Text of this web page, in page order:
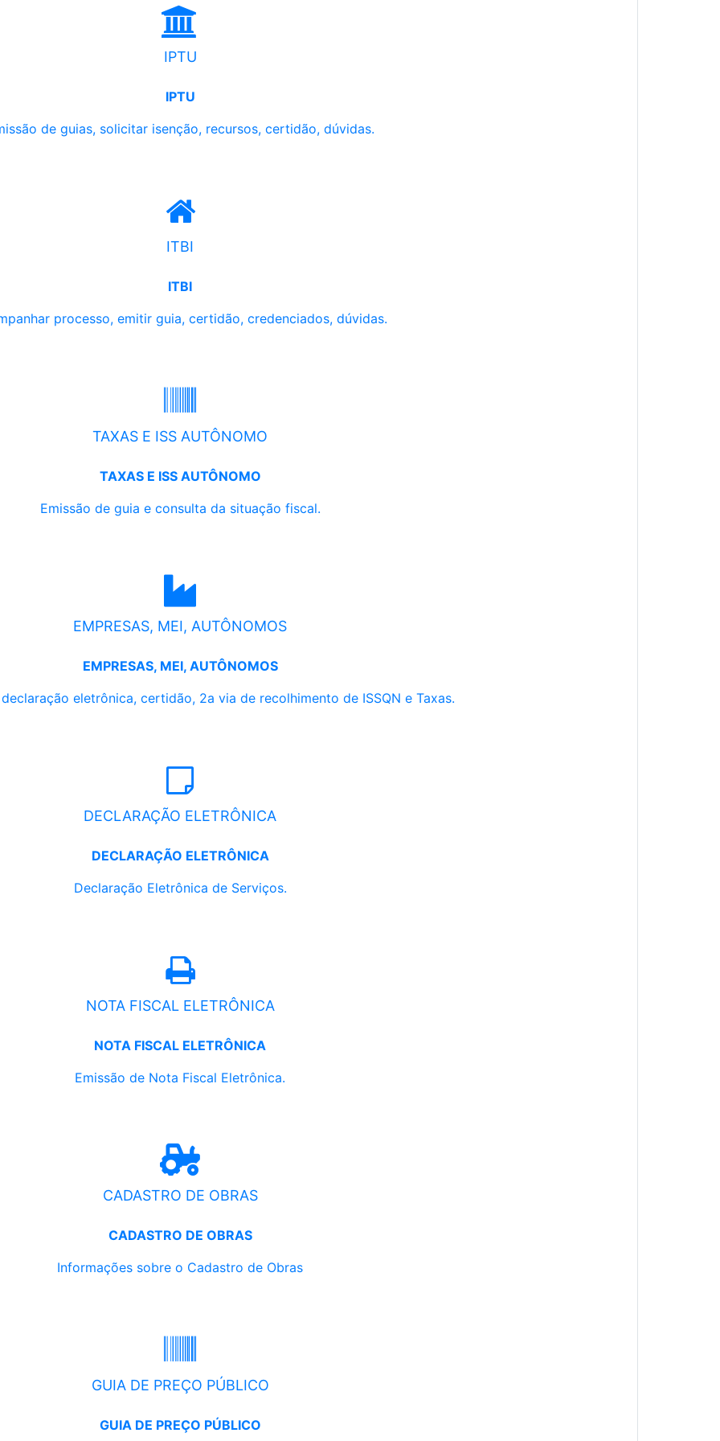
IPTU
IPTU
de guias, solicitar isenção, recursos, certidão, dúvidas.
ITBI
ITBI
processo, emitir guia, certidão, credenciados, dúvidas.
TAXAS E ISS AUTÔNOMO
TAXAS E ISS AUTÔNOMO
Emissão de guia e consulta da situação fiscal.
EMPRESAS, MEI, AUTÔNOMOS
EMPRESAS, MEI, AUTÔNOMOS
eletrônica, certidão, 2a via de recolhimento de ISSQN e Taxas.
DECLARAÇÃO ELETRÔNICA
DECLARAÇÃO ELETRÔNICA
Declaração Eletrônica de Serviços.
NOTA FISCAL ELETRÔNICA
NOTA FISCAL ELETRÔNICA
Emissão de Nota Fiscal Eletrônica.
CADASTRO DE OBRAS
CADASTRO DE OBRAS
Informações sobre o Cadastro de Obras
GUIA DE PREÇO PÚBLICO
GUIA DE PREÇO PÚBLICO